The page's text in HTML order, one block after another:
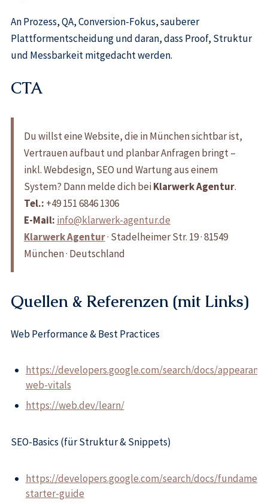
An Prozess, QA, Conversion-Fokus, sauberer
Plattformentscheidung und daran, dass Proof, Struktur
und Messbarkeit mitgedacht werden.
CTA
Du willst eine Website, die in München sichtbar ist,
Vertrauen aufbaut und planbar Anfragen bringt –
inkl. Webdesign, SEO und Wartung aus einem
System? Dann melde dich beiKlarwerk Agentur.
Tel.: +49 151 6846 1306
E-Mail: info@klarwerk-agentur.de
Klarwerk Agentur· Stadelheimer Str. 19 · 81549
München · Deutschland
Quellen & Referenzen (mit Links)
Web Performance & Best Practices
https://developers.google.com/search/docs/
web-vitals
https://web.dev/learn/
SEO-Basics (für Struktur & Snippets)
https://developers.google.com/search/docs/
starter-guide